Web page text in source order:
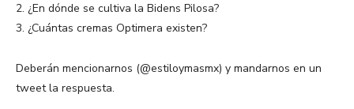
2. ¿En dónde se cultiva la Bidens Pilosa?
3. ¿Cuántas cremas Optimera existen?
Deberán mencionarnos (@estiloymasmx) y mandarnos en un
tweet la respuesta.